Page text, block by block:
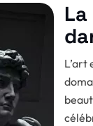
L’art